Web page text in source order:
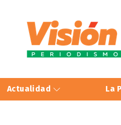
Actualidad La